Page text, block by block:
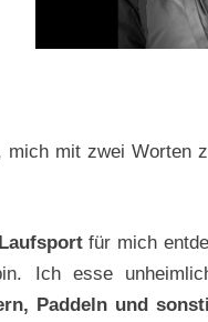
mich mit zwei Worten
Laufsportfür mich
Ich esse
Paddeln und